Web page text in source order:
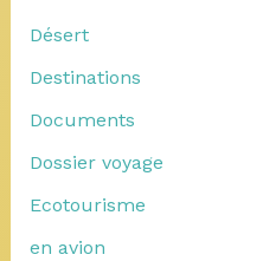
Désert
Destinations
Documents
Dossier voyage
Ecotourisme
en avion